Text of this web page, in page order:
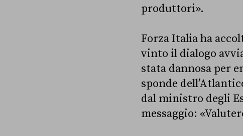
produttori».
Forza Italia ha
vinto il dialogo
stata dannosa per
sponde
dal ministro degli
messaggio: